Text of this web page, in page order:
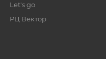
Let's go
РЦ Вектор